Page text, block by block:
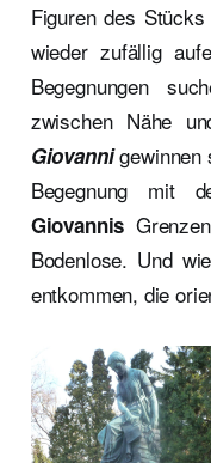
Figuren des
wieder zufällig
Begegnungen
zwischen Nähe
Giovannigewinnen
Begegnung mit
Giovannis
Bodenlose. Und
entkommen, die